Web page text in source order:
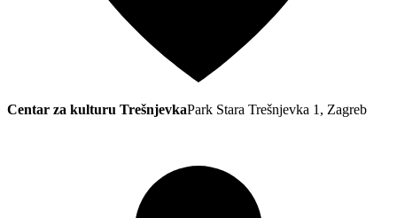
Centar za kulturu TrešnjevkaPark Stara Trešnjevka 1, Zagreb